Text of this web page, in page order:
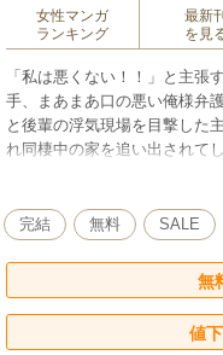
女性マンガ
ランキング
最新刊
を見
「私は悪くない！！」と主張
手、まあまあ口の悪い俺様
と後輩の浮気現場を目撃した
れ同棲中の家を追い出されて
らは懲戒解雇処分!?川への身
る」の言葉を信じたら、まさ
「エブリスタ」で掲載してい
ラ～失った名誉と金は俺が取
完結 無料 SALE
無
値